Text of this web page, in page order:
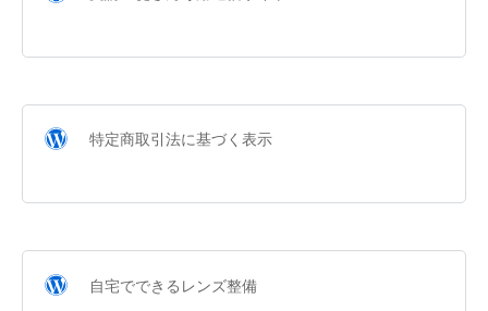
特定商取引法に基づく表示
自宅でできるレンズ整備